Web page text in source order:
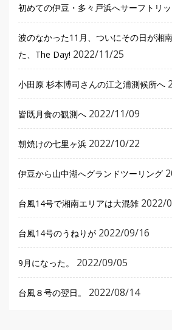
初めての伊豆・多々戸浜へサーフトリ
波のなかった11月、ついにその日が湘
た、The Day! 2022/11/25
小田原 杉本博司さんの江之浦測候所へ
皆既月食の観測へ 2022/11/09
朝焼けの七里ヶ浜 2022/10/22
伊豆から山中湖へグランドツーリング
台風14号で湘南エリアは大混雑 2022/
台風14号のうねりが 2022/09/16
9月になった。 2022/09/05
台風８号の翌日。 2022/08/14